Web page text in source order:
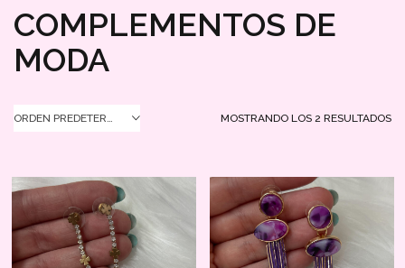
COMPLEMENTOS DE
MODA
MOSTRANDO LOS 2 RESULTADOS
ORDEN PREDETERMINADO